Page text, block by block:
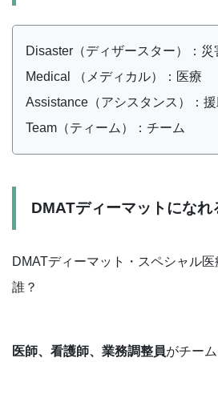
Disaster（ディザースター）：災
Medical （メディカル）：医療
Assistance（アシスタンス）：援
Team（ティーム）：チーム
DMATディーマットになれ
DMATディーマット・スペシャル
誰？
医師、看護師、業務調整員がチー